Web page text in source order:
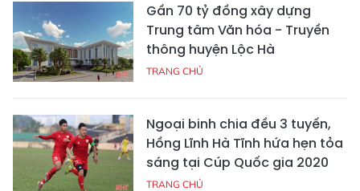
Gần 70 tỷ đồng xây dựng
Trung tâm Văn hóa - Truyền
thông huyện Lộc Hà
TRANG CHỦ
Ngoại binh chia đều 3 tuyến,
Hồng Lĩnh Hà Tĩnh hứa hẹn tỏa
sáng tại Cúp Quốc gia 2020
TRANG CHỦ